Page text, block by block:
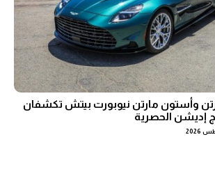
وأستون مارتن نيوبورت بيتش تكشفان
إديشن الحصرية